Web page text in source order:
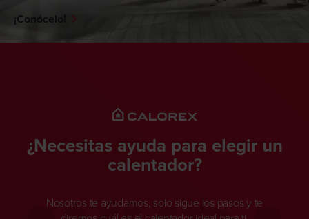
¿Necesitas ayuda para elegir un
calentador?
Nosotros te ayudamos, solo sigue los pasos y te